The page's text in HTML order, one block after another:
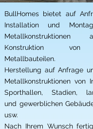
BullHomes bietet auf
Installation und
Konstruktion von
Metallbauteilen.
Herstellung auf Anfrage
Metallkonstruktionen von
Sporthallen, Stadien,
und gewerblichen
usw.
Nach Ihrem Wunsch